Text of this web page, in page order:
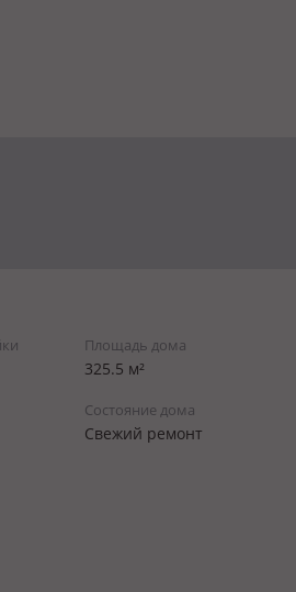
Площадь дома
325.5 м²
Состояние дома
Свежий ремонт